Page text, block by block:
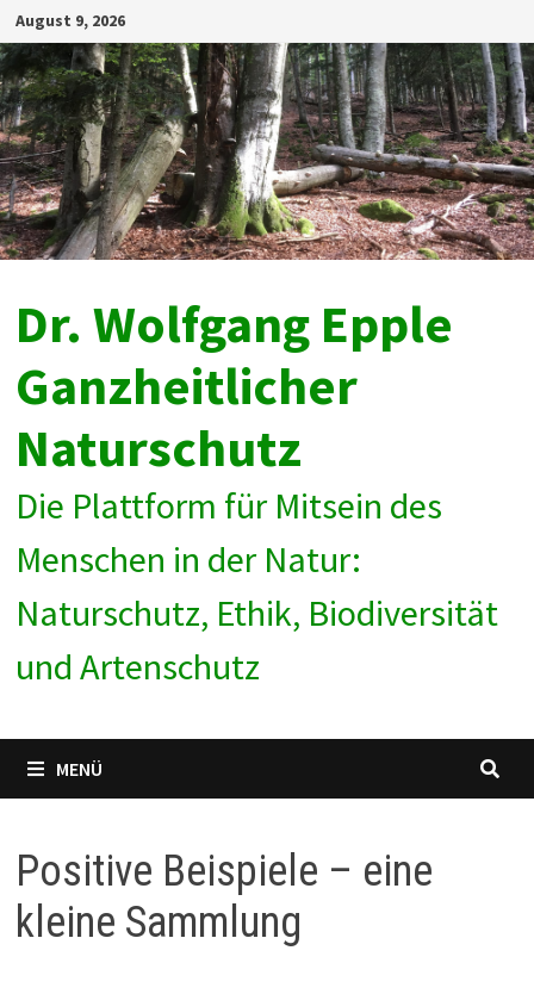
Zum
Inhalt
springen
August 9, 2026
Dr. Wolfgang Epple
Ganzheitlicher
Naturschutz
Die Plattform für Mitsein des
Menschen in der Natur:
Naturschutz, Ethik, Biodiversität
und Artenschutz
MENÜ
Positive Beispiele – eine
kleine Sammlung